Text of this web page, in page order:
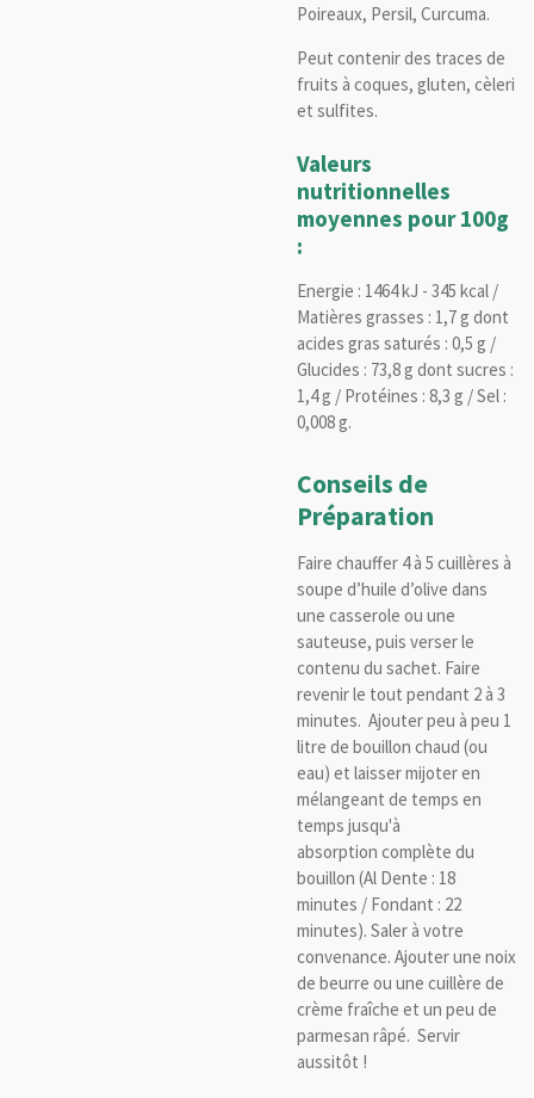
Poireaux, Persil, Curcuma.
Peut contenir des traces de
fruits à coques, gluten, cèleri
et sulfites.
Valeurs
nutritionnelles
moyennes pour 100g
:
Energie : 1464 kJ - 345 kcal /
Matières grasses : 1,7 g dont
acides gras saturés : 0,5 g /
Glucides : 73,8 g dont sucres :
1,4 g / Protéines : 8,3 g / Sel :
0,008 g.
Conseils de
Préparation
Faire chauffer 4 à 5 cuillères à
soupe d’huile d’olive dans
une casserole ou une
sauteuse, puis verser le
contenu du sachet. Faire
revenir le tout pendant 2 à 3
minutes. Ajouter peu à peu 1
litre de bouillon chaud (ou
eau) et laisser mijoter en
mélangeant de temps en
temps jusqu'à
absorption complète du
bouillon (Al Dente : 18
minutes / Fondant : 22
minutes). Saler à votre
convenance. Ajouter une noix
de beurre ou une cuillère de
crème fraîche et un peu de
parmesan râpé. Servir
aussitôt !